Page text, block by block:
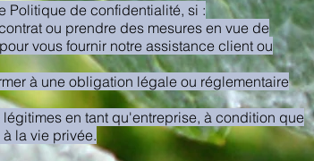
Politique de confidentialité, si :
ou prendre des mesures en vue de
vous fournir notre assistance client ou
à une obligation légale ou réglementaire
en tant qu'entreprise, à condition que
la vie privée.